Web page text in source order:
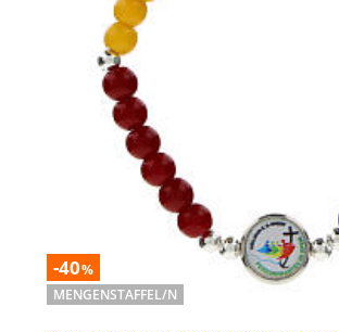
-40%
MENGENSTAFFEL/N